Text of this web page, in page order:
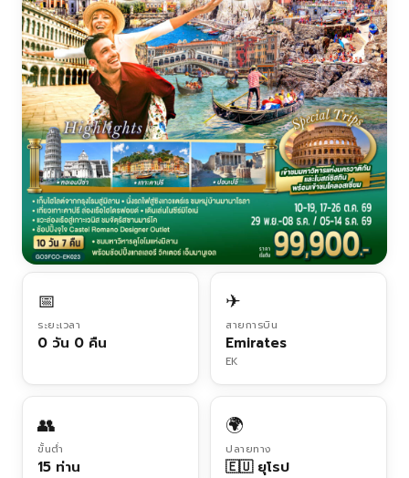
📅
ระยะเวลา
0 วัน 0 คืน
✈
สายการบิน
Emirates
EK
👥
ขั้นต่ำ
15 ท่าน
🌍
ปลายทาง
🇪🇺 ยุโรป